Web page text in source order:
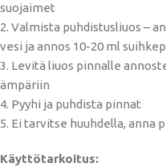
suojaimet
2. Valmista puhdistusliuos –
vesi ja annos 10-20 ml
3. Levitä liuos pinnalle
ämpäriin
4. Pyyhi ja puhdista pinnat
5. Ei tarvitse huuhdella, anna
Käyttötarkoitus: